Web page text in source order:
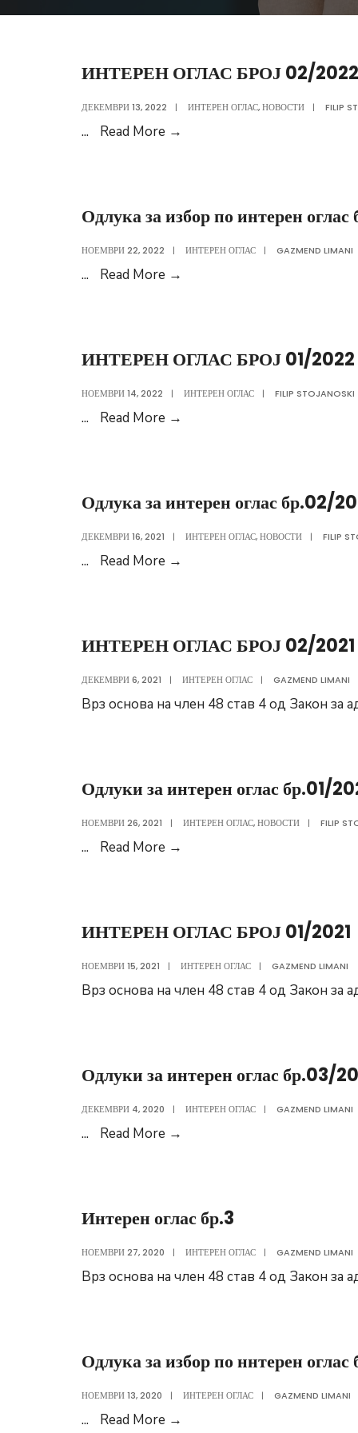
ИНТЕРЕН ОГЛАС БРОЈ 02/2022
ДЕКЕМВРИ 13, 2022 | ИНТЕРЕН ОГЛАС,НОВОСТИ | FILIP
... Read More →
Одлука за избор по интерен
НОЕМВРИ 22, 2022 | ИНТЕРЕН ОГЛАС | GAZMEND LIMANI
... Read More →
интерен
ИНТЕРЕН ОГЛАС БРОЈ 01/2022
НОЕМВРИ 14, 2022 | ИНТЕРЕН ОГЛАС | FILIP STOJANOSKI
... Read More →
Одлука за интерен оглас бр.02/
ДЕКЕМВРИ 16, 2021 | ИНТЕРЕН ОГЛАС,НОВОСТИ | FILIP
... Read More →
бр.02/2021
ИНТЕРЕН ОГЛАС БРОЈ 02/2021
ДЕКЕМВРИ 6, 2021 | ИНТЕРЕН ОГЛАС | GAZMEND LIMANI
Врз основа на член 48 став 4 од Закон за
Одлуки за интерен оглас бр.01/
НОЕМВРИ 26, 2021 | ИНТЕРЕН ОГЛАС,НОВОСТИ | FILIP
... Read More →
бр.01/2021
ИНТЕРЕН ОГЛАС БРОЈ 01/2021
НОЕМВРИ 15, 2021 | ИНТЕРЕН ОГЛАС | GAZMEND LIMANI
Врз основа на член 48 став 4 од Закон за
Одлуки за интерен оглас бр.03/
ДЕКЕМВРИ 4, 2020 | ИНТЕРЕН ОГЛАС | GAZMEND LIMANI
... Read More →
бр.03/2020
Интерен оглас бр.3
НОЕМВРИ 27, 2020 | ИНТЕРЕН ОГЛАС | GAZMEND LIMANI
Врз основа на член 48 став 4 од Закон за
Одлука за избор по ннтерен
НОЕМВРИ 13, 2020 | ИНТЕРЕН ОГЛАС | GAZMEND LIMANI
... Read More →